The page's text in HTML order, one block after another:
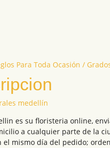
Para Toda Ocasión /
medellín
es su floristeria online,
a cualquier parte de la
el mismo día del pedido;